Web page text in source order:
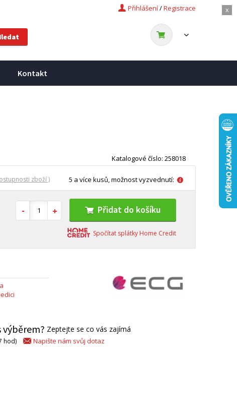
x
Registrace
/
Přihlášení
Kontakt
Katalogové číslo: 258018
zboží ) 5 a více kusů, možnost vyzvednutí:
Přidat do košíku
Spočítat splátky Home Credit
Zeptejte se co vás zajímá
hod) Napište nám svůj dotaz